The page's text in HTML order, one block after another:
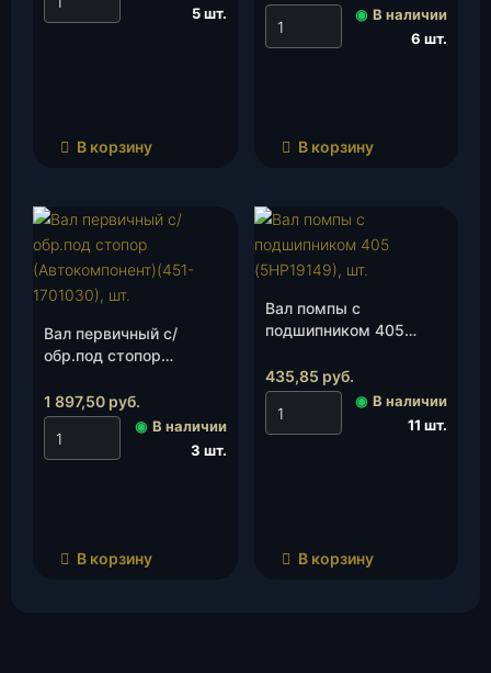
5 шт.
В корзину
◉ В наличии
6 шт.
В корзину
Вал первичный с/
обр.под стопор
1701030), шт.
1 897,50 руб.
◉ В наличии
3 шт.
В корзину
Вал помпы с
подшипником 405
435,85 руб.
◉ В наличии
11 шт.
В корзину